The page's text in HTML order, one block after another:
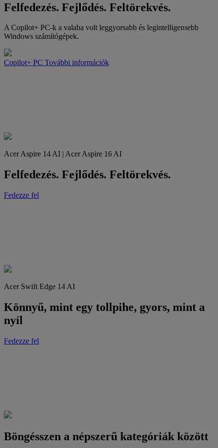
Felfedezés. Fejlődés. Feltörekvés.
A Copilot+ PC-k a valaha volt leggyorsabb és legintelligensebb
Windows számítógépek.
Copilot+ PC További információk
Acer Aspire 14 AI | Acer Aspire 16 AI
Felfedezés. Fejlődés. Feltörekvés.
Fedezze fel
Acer Swift Edge 14 AI
Könnyű, mint egy tollpihe, gyors, mint a
nyíl
Fedezze fel
Böngésszen a népszerű kategóriák között